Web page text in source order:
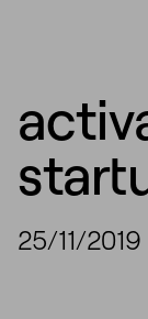
25/11/2019